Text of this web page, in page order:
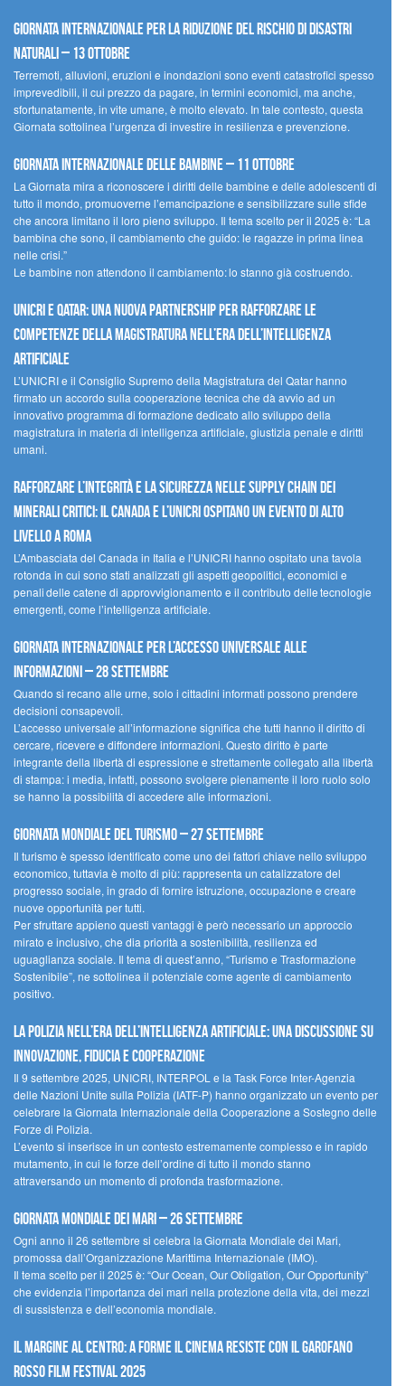
Giornata internazionale per la riduzione del rischio di disastri
naturali – 13 ottobre
Terremoti, alluvioni, eruzioni e inondazioni sono eventi catastrofici spesso
imprevedibili, il cui prezzo da pagare, in termini economici, ma anche,
sfortunatamente, in vite umane, è molto elevato. In tale contesto, questa
Giornata sottolinea l’urgenza di investire in resilienza e prevenzione.
Giornata internazionale delle bambine – 11 ottobre
La Giornata mira a riconoscere i diritti delle bambine e delle adolescenti di
tutto il mondo, promuoverne l’emancipazione e sensibilizzare sulle sfide
che ancora limitano il loro pieno sviluppo. Il tema scelto per il 2025 è: “La
bambina che sono, il cambiamento che guido: le ragazze in prima linea
nelle crisi.”
Le bambine non attendono il cambiamento: lo stanno già costruendo.
UNICRI e Qatar: una nuova partnership per rafforzare le
competenze della magistratura nell’era dell’intelligenza
artificiale
L’UNICRI e il Consiglio Supremo della Magistratura del Qatar hanno
firmato un accordo sulla cooperazione tecnica che dà avvio ad un
innovativo programma di formazione dedicato allo sviluppo della
magistratura in materia di intelligenza artificiale, giustizia penale e diritti
umani.
Rafforzare l’integrità e la sicurezza nelle supply chain dei
minerali critici: il Canada e l’UNICRI ospitano un evento di alto
livello a Roma
L’Ambasciata del Canada in Italia e l’UNICRI hanno ospitato una tavola
rotonda in cui sono stati analizzati gli aspetti geopolitici, economici e
penali delle catene di approvvigionamento e il contributo delle tecnologie
emergenti, come l’intelligenza artificiale.
Giornata internazionale per l’accesso universale alle
informazioni – 28 settembre
Quando si recano alle urne, solo i cittadini informati possono prendere
decisioni consapevoli.
L’accesso universale all’informazione significa che tutti hanno il diritto di
cercare, ricevere e diffondere informazioni. Questo diritto è parte
integrante della libertà di espressione e strettamente collegato alla libertà
di stampa: i media, infatti, possono svolgere pienamente il loro ruolo solo
se hanno la possibilità di accedere alle informazioni.
Giornata mondiale del turismo – 27 settembre
Il turismo è spesso identificato come uno dei fattori chiave nello sviluppo
economico, tuttavia è molto di più: rappresenta un catalizzatore del
progresso sociale, in grado di fornire istruzione, occupazione e creare
nuove opportunità per tutti.
Per sfruttare appieno questi vantaggi è però necessario un approccio
mirato e inclusivo, che dia priorità a sostenibilità, resilienza ed
uguaglianza sociale. Il tema di quest’anno, “Turismo e Trasformazione
Sostenibile”, ne sottolinea il potenziale come agente di cambiamento
positivo.
La polizia nell’era dell’Intelligenza Artificiale: una discussione su
innovazione, fiducia e cooperazione
Il 9 settembre 2025, UNICRI, INTERPOL e la Task Force Inter-Agenzia
delle Nazioni Unite sulla Polizia (IATF-P) hanno organizzato un evento per
celebrare la Giornata Internazionale della Cooperazione a Sostegno delle
Forze di Polizia.
L’evento si inserisce in un contesto estremamente complesso e in rapido
mutamento, in cui le forze dell’ordine di tutto il mondo stanno
attraversando un momento di profonda trasformazione.
Giornata Mondiale dei Mari – 26 settembre
Ogni anno il 26 settembre si celebra la Giornata Mondiale dei Mari,
promossa dall’Organizzazione Marittima Internazionale (IMO).
Il tema scelto per il 2025 è: “Our Ocean, Our Obligation, Our Opportunity”
che evidenzia l’importanza dei mari nella protezione della vita, dei mezzi
di sussistenza e dell’economia mondiale.
Il margine al centro: a Forme il cinema resiste con il Garofano
Rosso Film Festival 2025